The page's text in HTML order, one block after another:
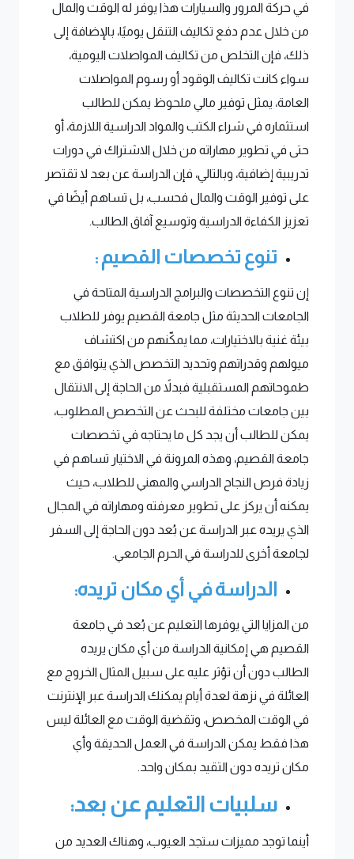
في حركة المرور والسيارات هذا يوفر له الوقت والمال
من خلال عدم دفع تكاليف التنقل يوميًا، بالإضافة إلى
ذلك، فإن التخلص من تكاليف المواصلات اليومية،
سواء كانت تكاليف الوقود أو رسوم المواصلات
العامة، يمثل توفير مالي ملحوظ يمكن للطالب
استثماره في شراء الكتب والمواد الدراسية اللازمة، أو
حتى في تطوير مهاراته من خلال الاشتراك في دورات
تدريبية إضافية، وبالتالي، فإن الدراسة عن بعد لا تقتصر
على توفير الوقت والمال فحسب، بل تساهم أيضًا في
تعزيز الكفاءة الدراسية وتوسيع آفاق الطالب.
تنوع تخصصات القصيم :
إن تنوع التخصصات والبرامج الدراسية المتاحة في
الجامعات الحديثة مثل جامعة القصيم يوفر للطلاب
بيئة غنية بالاختيارات، مما يمكّنهم من اكتشاف
ميولهم وقدراتهم وتحديد التخصص الذي يتوافق مع
طموحاتهم المستقبلية فبدلاً من الحاجة إلى الانتقال
بين جامعات مختلفة للبحث عن التخصص المطلوب،
يمكن للطالب أن يجد كل ما يحتاجه في تخصصات
جامعة القصيم، وهذه المرونة في الاختيار تساهم في
زيادة فرص النجاح الدراسي والمهني للطلاب، حيث
يمكنه أن يركز على تطوير معرفته ومهاراته في المجال
الذي يريده عبر الدراسة عن بُعد دون الحاجة إلى السفر
لجامعة أخرى للدراسة في الحرم الجامعي.
الدراسة في أي مكان تريده:
من المزايا التي يوفرها التعليم عن بُعد في جامعة
القصيم هي إمكانية الدراسة من أي مكان يريده
الطالب دون أن تؤثر عليه على سبيل المثال الخروج مع
العائلة في نزهة لعدة أيام يمكنك الدراسة عبر الإنترنت
في الوقت المخصص، وتقضية الوقت مع العائلة ليس
هذا فقط يمكن الدراسة في العمل الحديقة وأي
مكان تريده دون التقيد بمكان واحد.
سلبيات التعليم عن بعد:
أينما توجد مميزات ستجد العيوب، وهناك العديد من